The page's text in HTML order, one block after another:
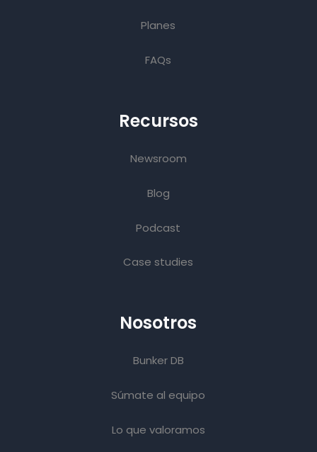
Planes
FAQs
Recursos
Newsroom
Blog
Podcast
Case studies
Nosotros
Bunker DB
Súmate al equipo
Lo que valoramos